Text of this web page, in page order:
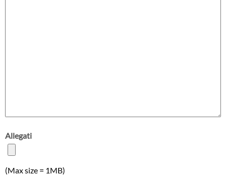
Allegati
(Max size = 1MB)